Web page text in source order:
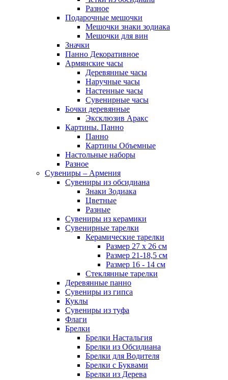
Разное
Подарочные мешочки
Мешочки знаки зодиака
Мешочки для вин
Значки
Панно Декоративное
Армянские часы
Деревянные часы
Наручные часы
Настенные часы
Сувенирные часы
Бочки деревянные
Эксклюзив Аракс
Картины. Панно
Панно
Картины Объемные
Настольные наборы
Разное
Сувениры – Армения
Сувениры из обсидиана
Знаки Зодиака
Цветные
Разные
Сувениры из керамики
Сувенирные тарелки
Керамические тарелки
Размер 27 х 26 см
Размер 21-18,5 см
Размер 16 - 14 см
Стеклянные тарелки
Деревянные панно
Сувениры из гипса
Куклы
Сувениры из туфа
Флаги
Брелки
Брелки Настальгия
Брелки из Обсидиана
Брелки для Водителя
Брелки с Буквами
Брелки из Дерева